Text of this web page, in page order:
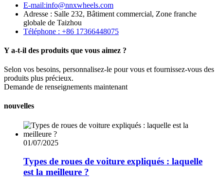
E-mail:info@nnxwheels.com
Adresse : Salle 232, Bâtiment commercial, Zone franche
globale de Taizhou
Téléphone : +86 17366448075
Y a-t-il des produits que vous aimez ?
Selon vos besoins, personnalisez-le pour vous et fournissez-vous des
produits plus précieux.
Demande de renseignements maintenant
nouvelles
01/07/2025
Types de roues de voiture expliqués : laquelle
est la meilleure ?